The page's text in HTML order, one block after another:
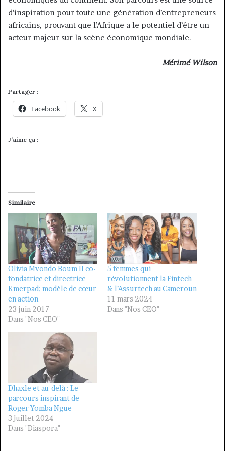
d’inspiration pour toute une génération d’entrepreneurs
africains, prouvant que l’Afrique a le potentiel d’être un
acteur majeur sur la scène économique mondiale.
Mérimé Wilson
Partager :
Facebook X
J’aime ça :
Similaire
Olivia Mvondo Boum II co-
fondatrice et directrice
Kmerpad: modèle de cœur
en action
23 juin 2017
Dans "Nos CEO"
5 femmes qui
révolutionnent la Fintech
& l’Assurtech au Cameroun
11 mars 2024
Dans "Nos CEO"
Dhaxle et au-delà : Le
parcours inspirant de
Roger Yomba Ngue
3 juillet 2024
Dans "Diaspora"